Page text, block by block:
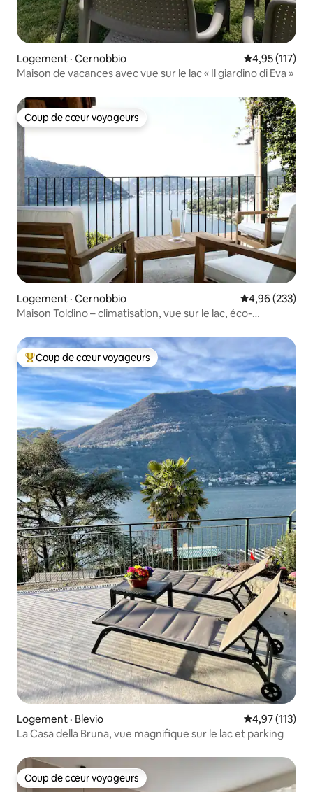
Logement · Cernobbio Note
4,95 (117)
Maison de vacances avec vue sur le lac « Il giardino di Eva »
Coup de cœur voyageurs
Coup de cœur voyageurs
Logement · Cernobbio Note
4,96 (233)
Maison Toldino – climatisation, vue sur le lac, éco-
Coup de cœur voyageurs parmi les plus aimés
Coup de cœur voyageurs
Logement · Blevio Note
4,97 (113)
La Casa della Bruna, vue magnifique sur le lac et parking
Coup de cœur voyageurs
Coup de cœur voyageurs